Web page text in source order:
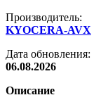
Производитель:
KYOCERA-AVX
Дата обновления:
06.08.2026
Описание